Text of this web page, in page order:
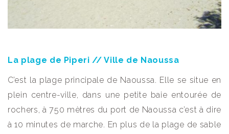
La plage de Piperi // Ville de Naoussa
C’est la plage principale de Naoussa. Elle se situe en
plein centre-ville, dans une petite baie entourée de
rochers, à 750 mètres du port de Naoussa c’est à dire
à 10 minutes de marche. En plus de la plage de sable